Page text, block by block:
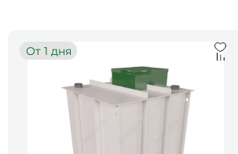
От 1 дня